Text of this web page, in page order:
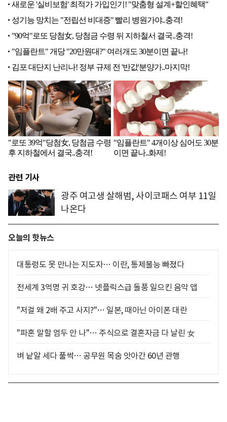
관련 기사
광주 여고생 살해범, 사이코패스 여부 11일
나온다
오늘의 핫뉴스
대통령도 못 만나는 지도자… 이란, 통제불능 빠졌다
전세계 3억명 귀 호강… 넷플릭스급 돌풍 일으킨 음악 앱
"저걸 왜 2배 주고 사지?"… 일본, 때아닌 아이폰 대란
"파혼 말할 엄두 안 나"… 주식으로 결혼자금 다 날린 女
벼 낱알 세다 풀썩… 공무원 목숨 앗아간 60년 관행